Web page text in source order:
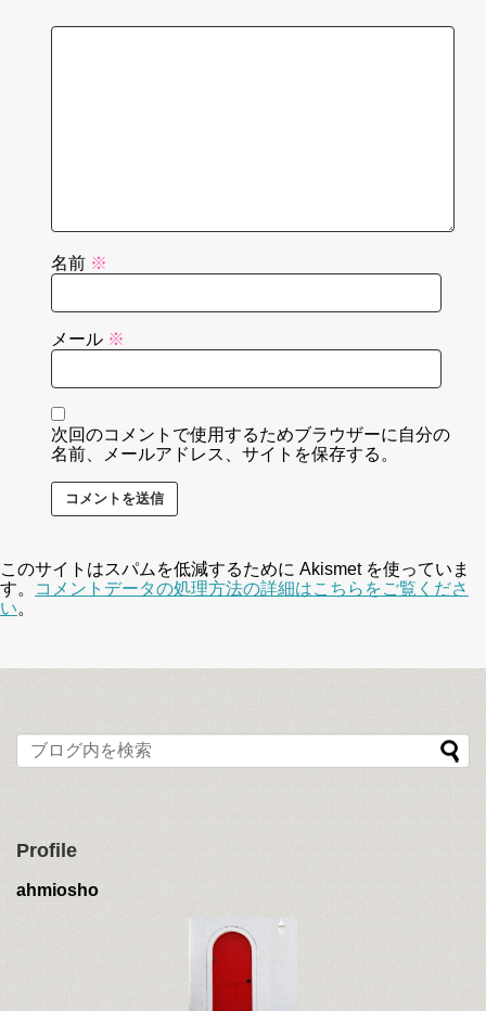
名前 ※
メール ※
次回のコメントで使用するためブラウザーに自分の
名前、メールアドレス、サイトを保存する。
このサイトはスパムを低減するために Akismet を使っていま
す。
コメントデータの処理方法の詳細はこちらをご覧くださ
い。
Profile
ahmiosho